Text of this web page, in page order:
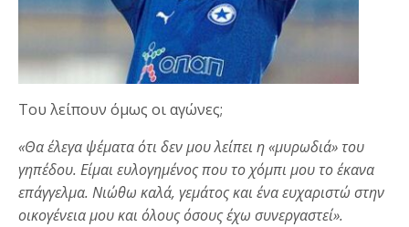
Του λείπουν όμως οι αγώνες;
«Θα έλεγα ψέματα ότι δεν μου λείπει η «μυρωδιά» του
γηπέδου. Είμαι ευλογημένος που το χόμπι μου το έκανα
επάγγελμα. Νιώθω καλά, γεμάτος και ένα ευχαριστώ στην
οικογένεια μου και όλους όσους έχω συνεργαστεί».